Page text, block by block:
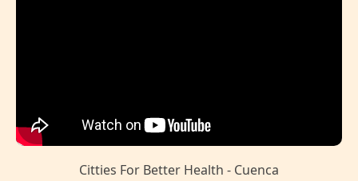
Citties For Better Health - Cuenca